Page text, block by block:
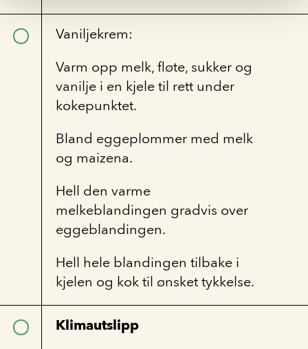
Vaniljekrem:
Varm opp melk, fløte, sukker og
vanilje i en kjele til rett under
kokepunktet.
Bland eggeplommer med melk
og maizena.
Hell den varme
melkeblandingen gradvis over
eggeblandingen.
Hell hele blandingen tilbake i
kjelen og kok til ønsket tykkelse.
Klimautslipp